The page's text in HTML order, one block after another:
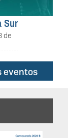
de
eventos
Next